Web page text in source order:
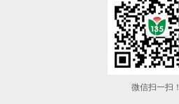
微信扫一扫！